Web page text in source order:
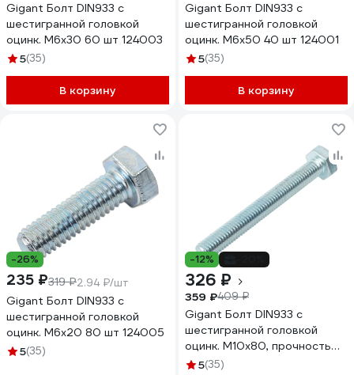
Gigant Болт DIN933 с
шестигранной головкой
оцинк. М6x30 60 шт 124003
5(35)
В корзину
Gigant Болт DIN933 с
шестигранной головкой
оцинк. М6x50 40 шт 124001
5(35)
В корзину
-26%
235 ₽319 ₽2.94 ₽/шт
Gigant Болт DIN933 с
шестигранной головкой
оцинк. М6x20 80 шт 124005
5(35)
-12%
326 ₽
359 ₽409 ₽
Gigant Болт DIN933 с
шестигранной головкой
оцинк. М10x80, прочность
8.8, 12 шт 124016
5(35)